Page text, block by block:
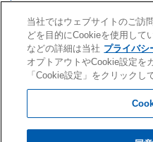
幼児教室サンキッズ
医学部予備校
野田クルゼ
株式会社早
当社ではウェブサイトのご訪
どを目的にCookieを使用して
などの詳細は当社 プライバシ
オプトアウトやCookie設定を
「Cookie設定」をクリックし